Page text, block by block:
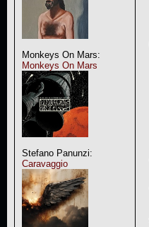
Monkeys On Mars:
Monkeys On Mars
Stefano Panunzi:
Caravaggio